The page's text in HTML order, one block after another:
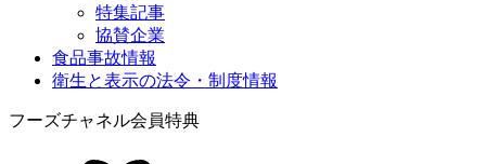
特集記事
協賛企業
食品事故情報
衛生と表示の法令・制度情報
フーズチャネル会員特典